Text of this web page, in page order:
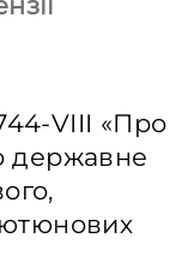
VIII «Про
державне